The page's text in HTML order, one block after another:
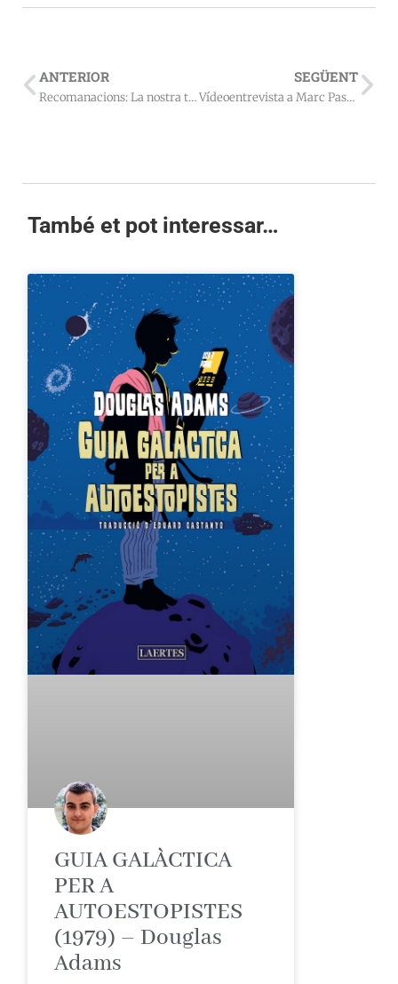
ANTERIOR
Recomanacions: La nostra tria per Sant Jordi 2017
SEGÜENT
Vídeoentrevista a Marc Pastor
També et pot interessar…
GUIA GALÀCTICA
PER A
AUTOESTOPISTES
(1979) – Douglas
Adams